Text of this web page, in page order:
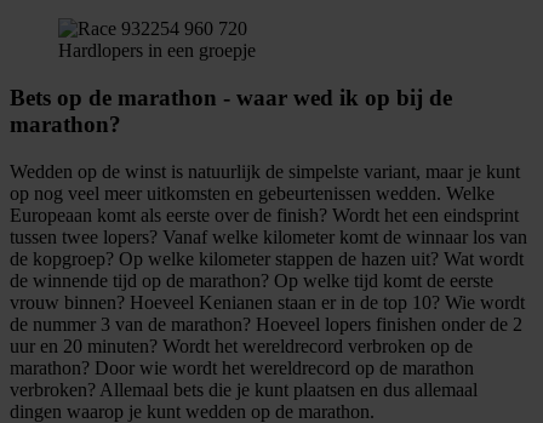
Hardlopers in een groepje
Bets op de marathon - waar wed ik op bij de
marathon?
Wedden op de winst is natuurlijk de simpelste variant, maar je kunt
op nog veel meer uitkomsten en gebeurtenissen wedden. Welke
Europeaan komt als eerste over de finish? Wordt het een eindsprint
tussen twee lopers? Vanaf welke kilometer komt de winnaar los van
de kopgroep? Op welke kilometer stappen de hazen uit? Wat wordt
de winnende tijd op de marathon? Op welke tijd komt de eerste
vrouw binnen? Hoeveel Kenianen staan er in de top 10? Wie wordt
de nummer 3 van de marathon? Hoeveel lopers finishen onder de 2
uur en 20 minuten? Wordt het wereldrecord verbroken op de
marathon? Door wie wordt het wereldrecord op de marathon
verbroken? Allemaal bets die je kunt plaatsen en dus allemaal
dingen waarop je kunt wedden op de marathon.